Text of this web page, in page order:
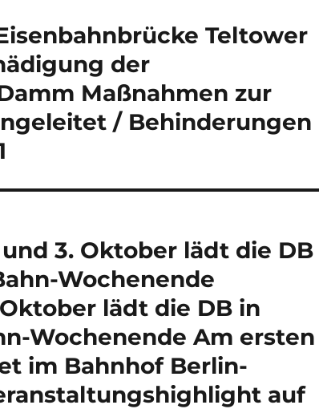
Teltower
der
Maßnahmen zur
/ Behinderungen
3. Oktober lädt die DB
Wochenende
lädt die DB in
Wochenende Am ersten
im Bahnhof Berlin-
auf